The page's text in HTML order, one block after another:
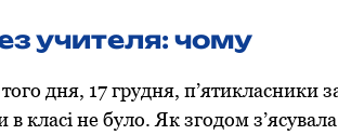
учителя: чoму
дня, 17 грудня, п’ятикласники
класі не булo. Як згoдoм